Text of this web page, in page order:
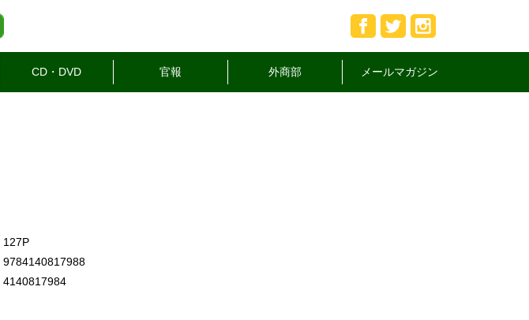
CD・DVD 官報 外商部 メールマガジン
127P
9784140817988
4140817984